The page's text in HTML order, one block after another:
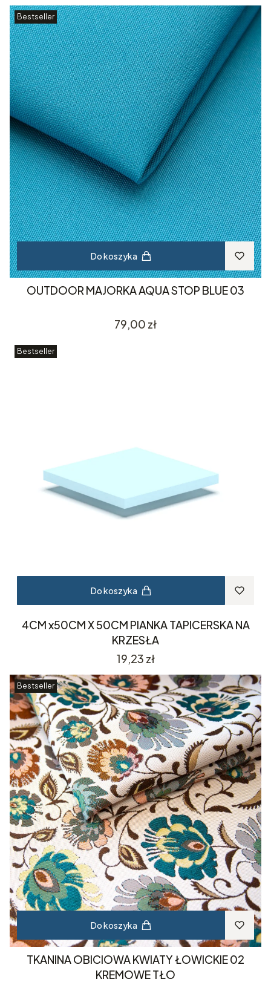
Bestseller
Do koszyka
OUTDOOR MAJORKA AQUA STOP BLUE 03
Cena
79,00 zł
Bestseller
Do koszyka
4CM x50CM X 50CM PIANKA TAPICERSKA NA
KRZESŁA
Cena
19,23 zł
Bestseller
Do koszyka
TKANINA OBICIOWA KWIATY ŁOWICKIE 02
KREMOWE TŁO